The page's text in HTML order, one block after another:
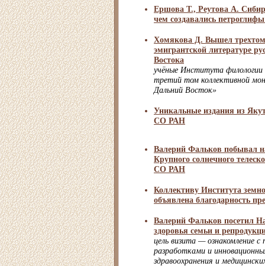
Ершова Т., Реутова А.
чем создавались
Хомякова Д. Вышел
эмигрантской литературе
Востока
учёные Института
третий том коллективной
Дальний Восток»
Уникальные издания из
СО РАН
Валерий Фальков побывал
Крупного солнечного
СО РАН
Коллективу Института
объявлена благодарность
Валерий Фальков посетил
здоровья семьи и
цель визита — ознакомление
разработками и
здравоохранения и